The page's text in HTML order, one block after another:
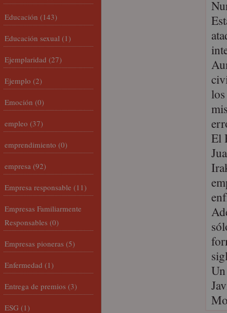
El
Educación (143)
Educación sexual (1)
Ejemplaridad (27)
Ejemplo (2)
Emoción (0)
empleo (37)
emprendimiento (0)
empresa (92)
Empresa responsable (11)
Empresas Familiarmente
Responsables (0)
Empresas pioneras (5)
Enfermedad (1)
Entrega de premios (3)
ESG (1)